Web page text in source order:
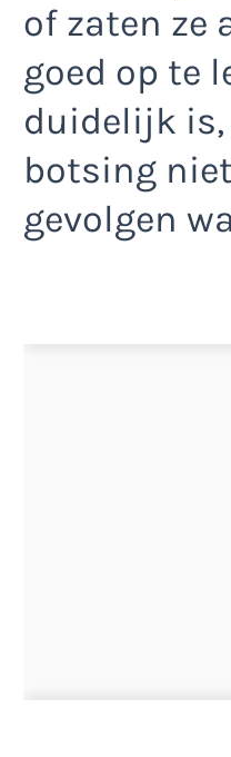
of zaten ze
goed op te
duidelijk is,
botsing
gevolgen